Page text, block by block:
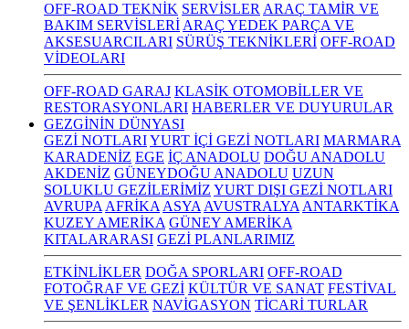
OFF-ROAD TEKNİK SERVİSLER ARAÇ TAMİR VE
BAKIM SERVİSLERİ ARAÇ YEDEK PARÇA VE
AKSESUARCILARI SÜRÜŞ TEKNİKLERİ OFF-ROAD
VİDEOLARI
OFF-ROAD GARAJ KLASİK OTOMOBİLLER VE
RESTORASYONLARI HABERLER VE DUYURULAR
GEZGİNİN DÜNYASI
GEZİ NOTLARIYURT İÇİ GEZİ NOTLARI MARMARA
KARADENİZ EGE İÇ ANADOLU DOĞU ANADOLU
AKDENİZ GÜNEYDOĞU ANADOLU UZUN
SOLUKLU GEZİLERİMİZ YURT DIŞI GEZİ NOTLARI
AVRUPA AFRİKA ASYA AVUSTRALYA ANTARKTİKA
KUZEY AMERİKA GÜNEY AMERİKA
KITALARARASI GEZİ PLANLARIMIZ
ETKİNLİKLER DOĞA SPORLARI OFF-ROAD
FOTOĞRAF VE GEZİ KÜLTÜR VE SANAT FESTİVAL
VE ŞENLİKLER NAVİGASYON TİCARİ TURLAR